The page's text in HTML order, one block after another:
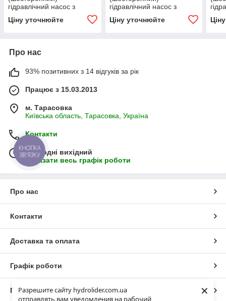
Разрешите сайту hydrolider.com.ua
отправлять вам уведомления на рабочий
×
гідравлічний насос з
підшипником Hydro-pack
H 20A/C4.5X329
Ціну уточнюйте
гідравлічний насос з
підшипником Hydro-pack
H 20A/C6.3X329
Ціну уточнюйте
H
Про нас
93% позитивних з 14 відгуків за рік
Працює з 15.03.2013
м. Тарасовка
Київська область, Тарасовка, Україна
Контакти
Сьогодні вихідний
Показати весь графік роботи
Про нас
Контакти
Доставка та оплата
Графік роботи
Повна версія сайту
КНОПКА
ЗВ'ЯЗКУ